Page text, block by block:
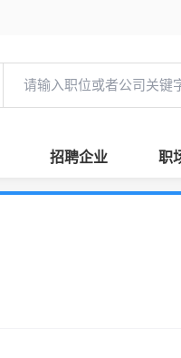
招聘企业 职